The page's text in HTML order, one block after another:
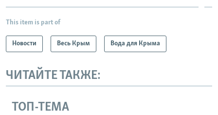
This item is part of
Новости Весь Крым Вода для Крыма
ЧИТАЙТЕ ТАКЖЕ:
ТОП-ТЕМА